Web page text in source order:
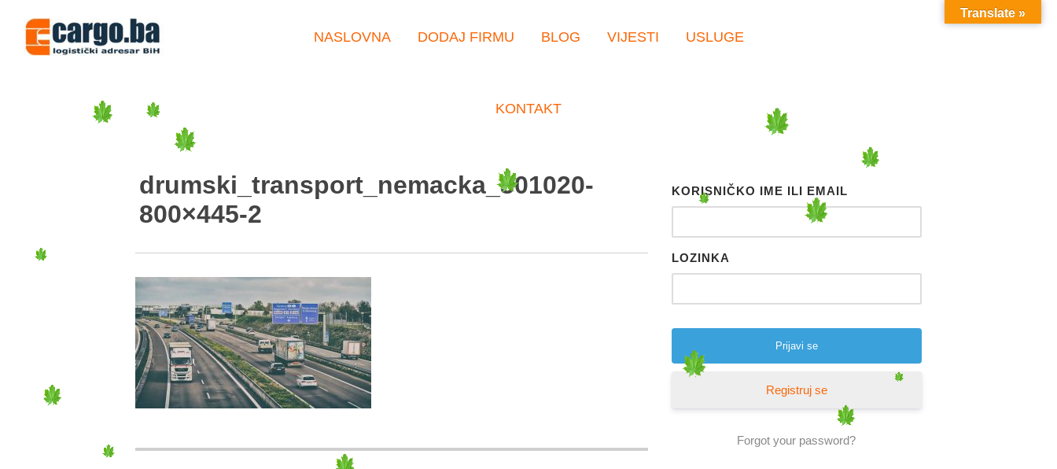
NASLOVNA DODAJ FIRMU BLOG VIJESTI USLUGE
KONTAKT
drumski_transport_nemacka_301020-
800×445-2
KORISNIČKO IME ILI EMAIL
LOZINKA
Registruj se
Forgot your password?
Translate »